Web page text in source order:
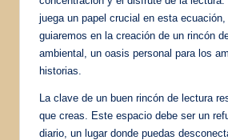
juega un papel crucial en esta
guiaremos en la creación de un rincón
ambiental, un oasis personal para los
historias.
La clave de un buen rincón de lectura
que creas. Este espacio debe ser un
diario, un lugar donde puedas